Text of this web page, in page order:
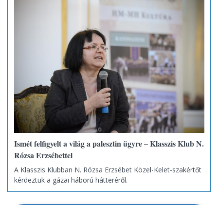
Ismét felfigyelt a világ a palesztin ügyre – Klasszis Klub N.
Rózsa Erzsébettel
A Klasszis Klubban N. Rózsa Erzsébet Közel-Kelet-szakértőt
kérdeztük a gázai háború hátteréről.